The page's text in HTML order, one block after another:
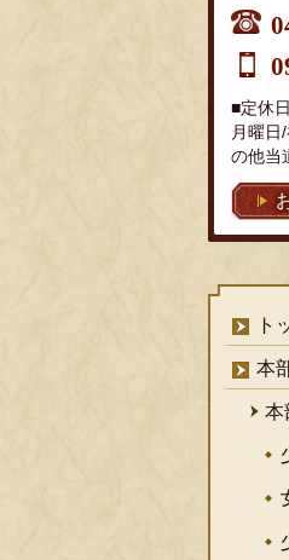
■定休日
月曜日
の他当
ト
本
本